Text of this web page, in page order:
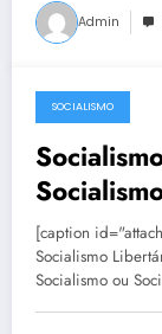
Admin
7 de junho de
SOCIALISMO
[caption
Socialismo
Socialismo ou